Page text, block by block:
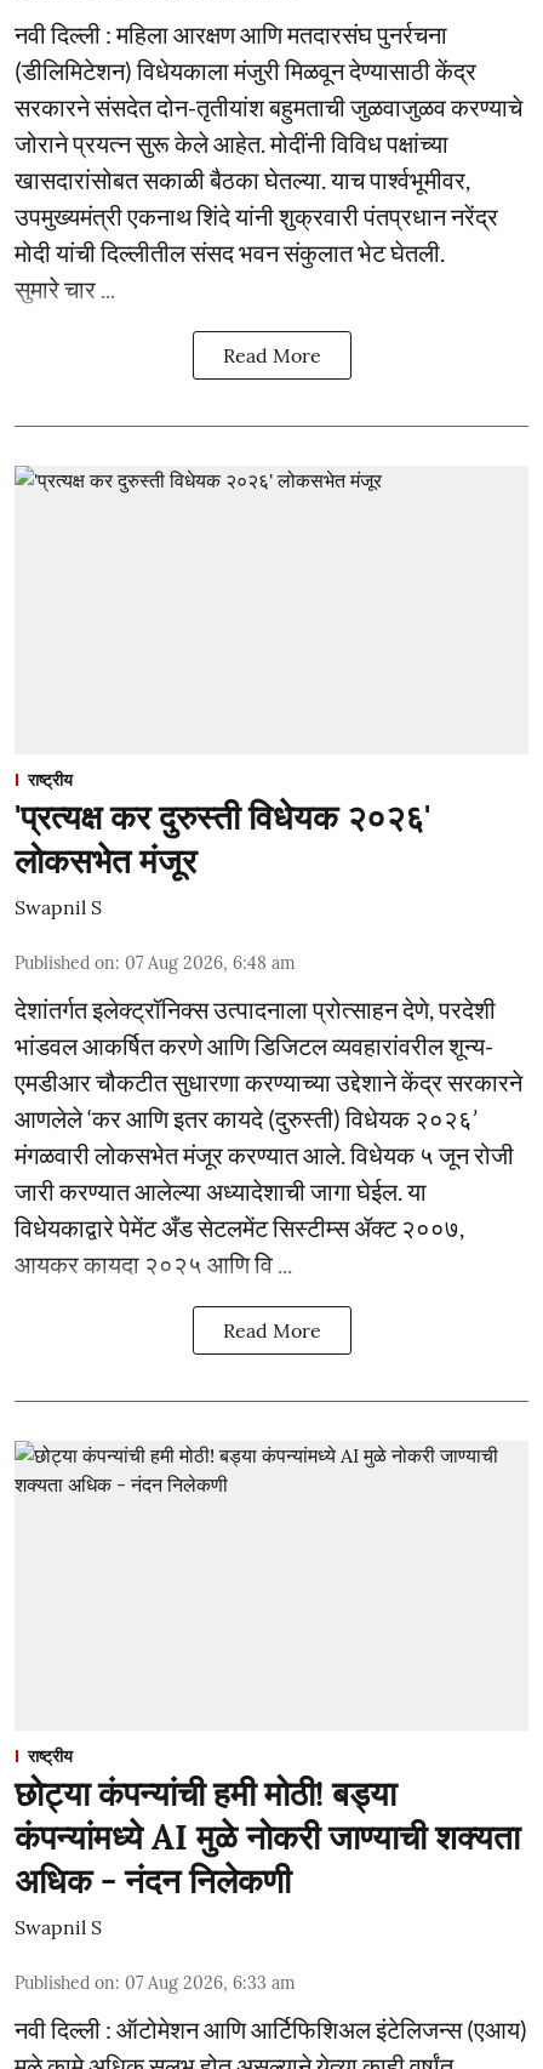
नवी दिल्ली : महिला आरक्षण आणि मतदारसंघ पुनर्रचना
(डीलिमिटेशन) विधेयकाला मंजुरी मिळवून देण्यासाठी केंद्र
सरकारने संसदेत दोन-तृतीयांश बहुमताची जुळवाजुळव करण्याचे
जोराने प्रयत्न सुरू केले आहेत. मोदींनी विविध पक्षांच्या
खासदारांसोबत सकाळी बैठका घेतल्या. याच पार्श्वभूमीवर,
उपमुख्यमंत्री एकनाथ शिंदे यांनी शुक्रवारी पंतप्रधान नरेंद्र
मोदी यांची दिल्लीतील संसद भवन संकुलात भेट घेतली.
सुमारे चार ...
Read More
राष्ट्रीय
'प्रत्यक्ष कर दुरुस्ती विधेयक २०२६'
लोकसभेत मंजूर
Swapnil S
Published on: 07 Aug 2026, 6:48 am
देशांतर्गत इलेक्ट्रॉनिक्स उत्पादनाला प्रोत्साहन देणे, परदेशी
भांडवल आकर्षित करणे आणि डिजिटल व्यवहारांवरील शून्य-
एमडीआर चौकटीत सुधारणा करण्याच्या उद्देशाने केंद्र सरकारने
आणलेले ‘कर आणि इतर कायदे (दुरुस्ती) विधेयक २०२६’
मंगळवारी लोकसभेत मंजूर करण्यात आले. विधेयक ५ जून रोजी
जारी करण्यात आलेल्या अध्यादेशाची जागा घेईल. या
विधेयकाद्वारे पेमेंट अँड सेटलमेंट सिस्टीम्स ॲक्ट २००७,
आयकर कायदा २०२५ आणि वि ...
Read More
राष्ट्रीय
छोट्या कंपन्यांची हमी मोठी! बड्या
कंपन्यांमध्ये AI मुळे नोकरी जाण्याची शक्यता
अधिक - नंदन निलेकणी
Swapnil S
Published on: 07 Aug 2026, 6:33 am
नवी दिल्ली : ऑटोमेशन आणि आर्टिफिशिअल इंटेलिजन्स (एआय)